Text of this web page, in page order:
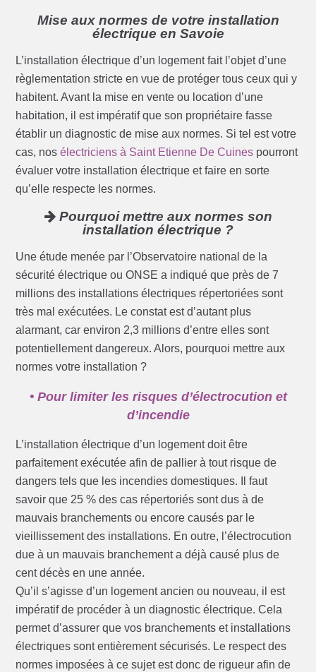
Mise aux normes de votre installation
électrique en Savoie
L’installation électrique d’un logement fait l’objet d’une
règlementation stricte en vue de protéger tous ceux qui y
habitent. Avant la mise en vente ou location d’une
habitation, il est impératif que son propriétaire fasse
établir un diagnostic de mise aux normes. Si tel est votre
cas, nosélectriciens à Saint Etienne De Cuines pourront
évaluer votre installation électrique et faire en sorte
qu’elle respecte les normes.
Pourquoi mettre aux normes son
installation électrique ?
Une étude menée par l’Observatoire national de la
sécurité électrique ou ONSE a indiqué que près de 7
millions des installations électriques répertoriées sont
très mal exécutées. Le constat est d’autant plus
alarmant, car environ 2,3 millions d’entre elles sont
potentiellement dangereux. Alors, pourquoi mettre aux
normes votre installation ?
• Pour limiter les risques d’électrocution et
d’incendie
L’installation électrique d’un logement doit être
parfaitement exécutée afin de pallier à tout risque de
dangers tels que les incendies domestiques. Il faut
savoir que 25 % des cas répertoriés sont dus à de
mauvais branchements ou encore causés par le
vieillissement des installations. En outre, l’électrocution
due à un mauvais branchement a déjà causé plus de
cent décès en une année.
Qu’il s’agisse d’un logement ancien ou nouveau, il est
impératif de procéder à un diagnostic électrique. Cela
permet d’assurer que vos branchements et installations
électriques sont entièrement sécurisés. Le respect des
normes imposées à ce sujet est donc de rigueur afin de